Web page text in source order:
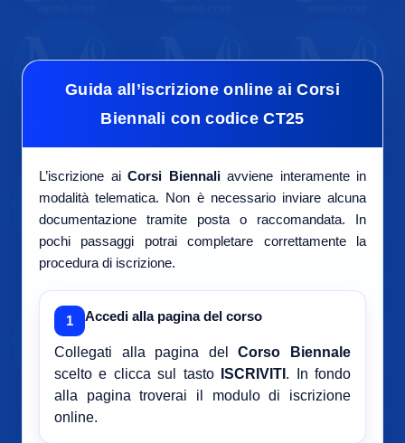
Guida all’iscrizione online ai Corsi
Biennali con codice CT25
L’iscrizione ai Corsi Biennaliavviene interamente in
modalità telematica. Non è necessario inviare alcuna
documentazione tramite posta o raccomandata. In
pochi passaggi potrai completare correttamente la
procedura di iscrizione.
1 Accedi alla pagina del corso
Collegati alla pagina delCorso Biennale
scelto e clicca sul tasto
ISCRIVITI . In fondo
alla pagina troverai il modulo di iscrizione
online.